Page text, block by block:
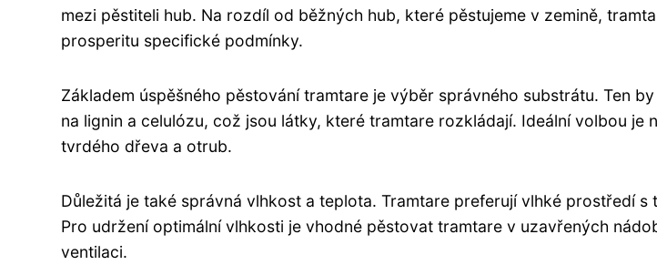
mezi pěstiteli hub. Na rozdíl od běžných hub, které pěstujeme v zemině,
prosperitu specifické podmínky.
Základem úspěšného pěstování tramtare je výběr správného substrátu. Ten
na lignin a celulózu, což jsou látky, které tramtare rozkládají. Ideální volbou je
tvrdého dřeva a otrub.
Důležitá je také správná vlhkost a teplota. Tramtare preferují vlhké prostředí s
Pro udržení optimální vlhkosti je vhodné pěstovat tramtare v uzavřených
ventilaci.